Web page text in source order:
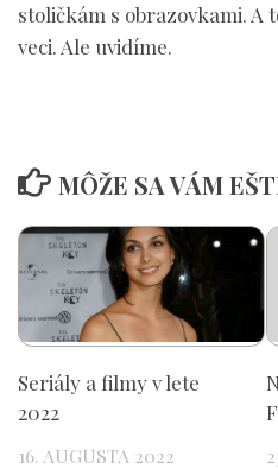
stoličkám s obrazovkami. A
veci. Ale uvidíme.
MÔŽE SA VÁM
Seriály a filmy v lete
2022
16. AUGUSTA 2022